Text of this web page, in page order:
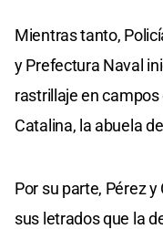
Mientras tanto,
y Prefectura Naval
rastrillaje en
Catalina, la abuela
Por su parte, Pérez
sus letrados que la